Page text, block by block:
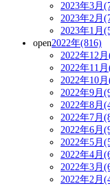
2023年3月
2023年2月
2023年1月
open2022年(816)
2022年12
2022年11
2022年10
2022年9月
2022年8月
2022年7月
2022年6月
2022年5月
2022年4月
2022年3月
2022年2月